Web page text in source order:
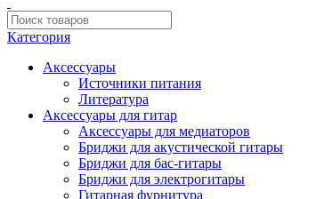
Категория
Аксессуары
Источники питания
Литература
Аксессуары для гитар
Аксессуары для медиаторов
Бриджи для акустической гитары
Бриджи для бас-гитары
Бриджи для электрогитары
Гитарная фурнитура